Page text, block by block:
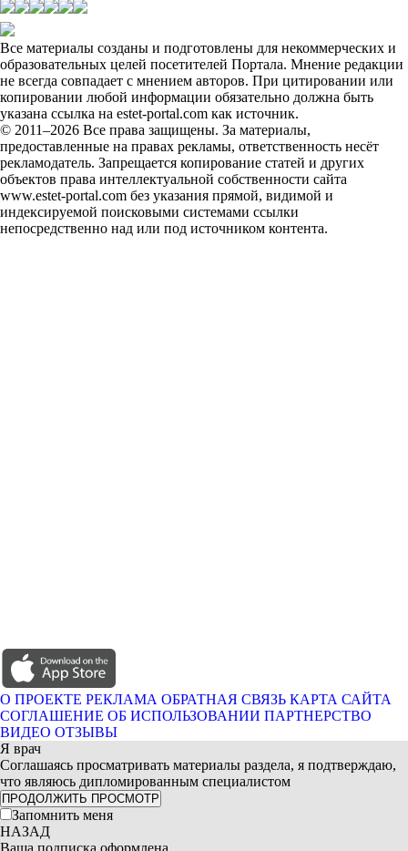
Все материалы созданы и подготовлены для некоммерческих и
образовательных целей посетителей Портала. Мнение редакции
не всегда совпадает с мнением авторов. При цитировании или
копировании любой информации обязательно должна быть
указана ссылка на estet-portal.com как источник.
© 2011–2026 Все права защищены. За материалы,
предоставленные на правах рекламы, ответственность несёт
рекламодатель. Запрещается копирование статей и других
объектов права интеллектуальной собственности сайта
www.estet-portal.com без указания прямой, видимой и
индексируемой поисковыми системами ссылки
непосредственно над или под источником контента.
О ПРОЕКТЕ РЕКЛАМА ОБРАТНАЯ СВЯЗЬ КАРТА САЙТА
СОГЛАШЕНИЕ ОБ ИСПОЛЬЗОВАНИИ ПАРТНЕРСТВО
ВИДЕО ОТЗЫВЫ
Я врач
Соглашаясь просматривать материалы раздела, я подтверждаю,
что являюсь дипломированным специалистом
ПРОДОЛЖИТЬ ПРОСМОТР
Запомнить меня
НАЗАД
Ваша подписка оформлена